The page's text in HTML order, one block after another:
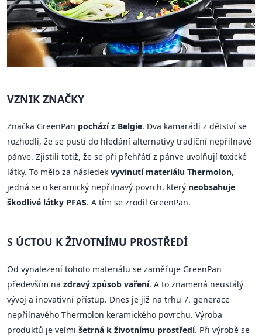
VZNIK ZNAČKY
Značka GreenPan pochází z Belgie. Dva kamarádi z dětství se
rozhodli, že se pustí do hledání alternativy tradiční nepřilnavé
pánve. Zjistili totiž, že se při přehřátí z pánve uvolňují toxické
látky. To mělo za následek vyvinutí materiálu Thermolon,
jedná se o keramický nepřilnavý povrch, který neobsahuje
škodlivé látky PFAS. A tím se zrodil GreenPan.
S ÚCTOU K ŽIVOTNÍMU PROSTŘEDÍ
Od vynalezení tohoto materiálu se zaměřuje GreenPan
především na zdravý způsob vaření. A to znamená neustálý
vývoj a inovativní přístup. Dnes je již na trhu 7. generace
nepřilnavého Thermolon keramického povrchu. Výroba
produktů je velmi šetrná k životnímu prostředí. Při výrobě se